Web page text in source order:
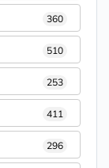
360
510
253
411
296